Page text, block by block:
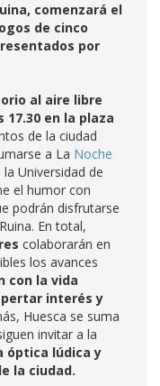
comenzará el
de cinco
por
al aire libre
17.30 en la plaza
de la ciudad
a La Noche
la Universidad de
el humor con
podrán disfrutarse
En total,
colaborarán en
los avances
con la vida
interés y
Huesca se suma
invitar a la
óptica lúdica y
la ciudad.